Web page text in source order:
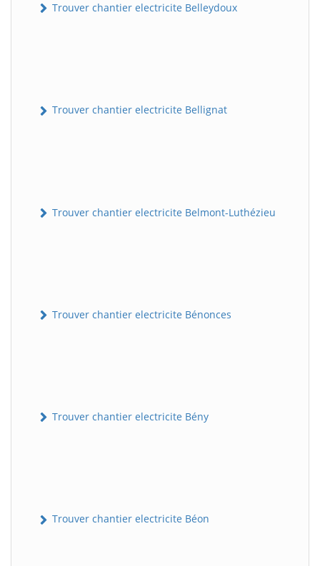
Trouver chantier electricite Belleydoux
Trouver chantier electricite Bellignat
Trouver chantier electricite Belmont-Luthézieu
Trouver chantier electricite Bénonces
Trouver chantier electricite Bény
Trouver chantier electricite Béon